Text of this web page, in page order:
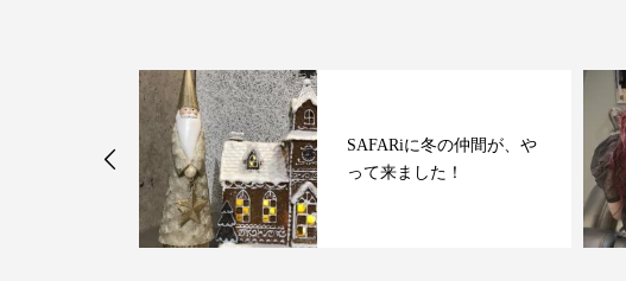
SAFARiに冬の仲間が、や
って来ました！